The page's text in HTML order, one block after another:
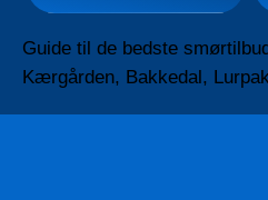
Guide til de bedste
Kærgården, Bakkedal,